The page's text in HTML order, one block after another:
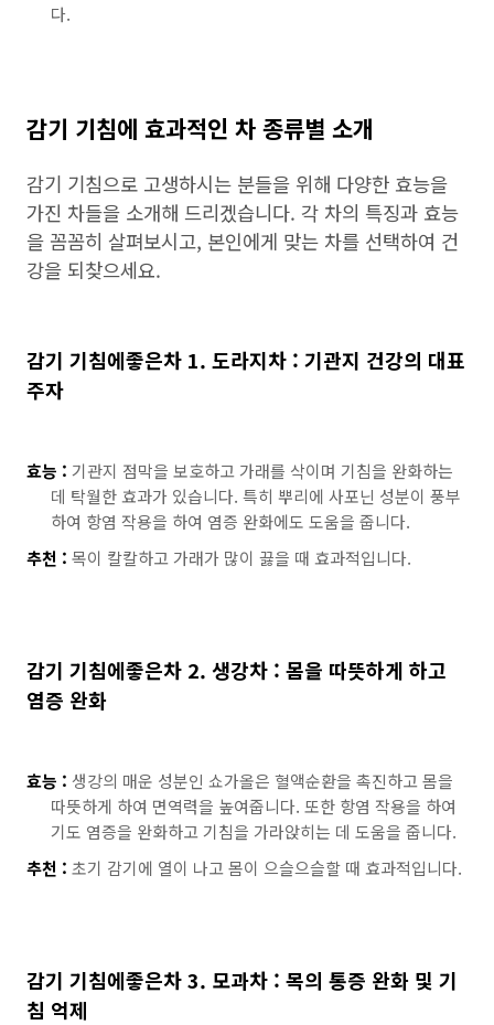
다.
감기 기침에 효과적인 차 종류별 소개
감기 기침으로 고생하시는 분들을 위해 다양한 효능을
가진 차들을 소개해 드리겠습니다. 각 차의 특징과 효능
을 꼼꼼히 살펴보시고, 본인에게 맞는 차를 선택하여 건
강을 되찾으세요.
감기 기침에좋은차 1. 도라지차 : 기관지 건강의 대표
주자
효능 : 기관지 점막을 보호하고 가래를 삭이며 기침을 완화하는
데 탁월한 효과가 있습니다. 특히 뿌리에 사포닌 성분이 풍부
하여 항염 작용을 하여 염증 완화에도 도움을 줍니다.
추천 : 목이 칼칼하고 가래가 많이 끓을 때 효과적입니다.
감기 기침에좋은차 2. 생강차 : 몸을 따뜻하게 하고
염증 완화
효능 : 생강의 매운 성분인 쇼가올은 혈액순환을 촉진하고 몸을
따뜻하게 하여 면역력을 높여줍니다. 또한 항염 작용을 하여
기도 염증을 완화하고 기침을 가라앉히는 데 도움을 줍니다.
추천 : 초기 감기에 열이 나고 몸이 으슬으슬할 때 효과적입니다.
감기 기침에좋은차 3. 모과차 : 목의 통증 완화 및 기
침 억제